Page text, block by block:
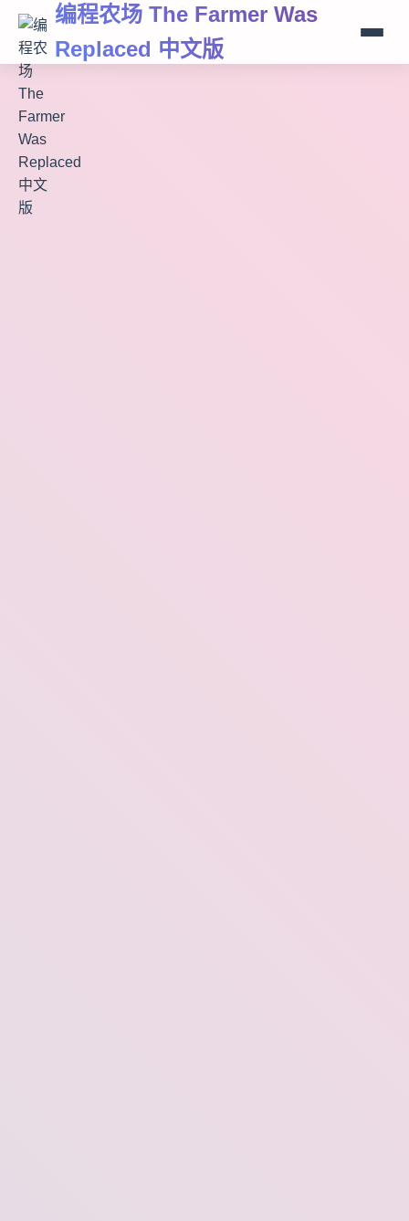
编程农场 The Farmer Was
Replaced 中文版